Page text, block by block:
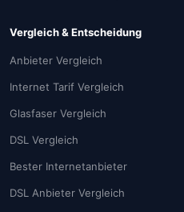
Vergleich & Entscheidung
Anbieter Vergleich
Internet Tarif Vergleich
Glasfaser Vergleich
DSL Vergleich
Bester Internetanbieter
DSL Anbieter Vergleich